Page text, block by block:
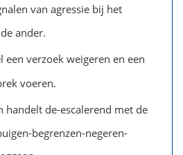
van agressie bij het
ander.
een verzoek weigeren en een
voeren.
handelt de-escalerend met de
begrenzen-negeren-